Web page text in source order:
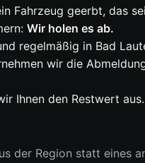
Fahrzeug geerbt, das
Wir holen es ab.
regelmäßig in Bad
wir die
Ihnen den Restwert
der Region statt eines